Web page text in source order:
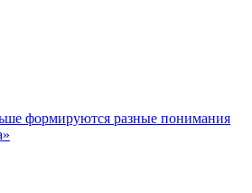
формируются разные понимания